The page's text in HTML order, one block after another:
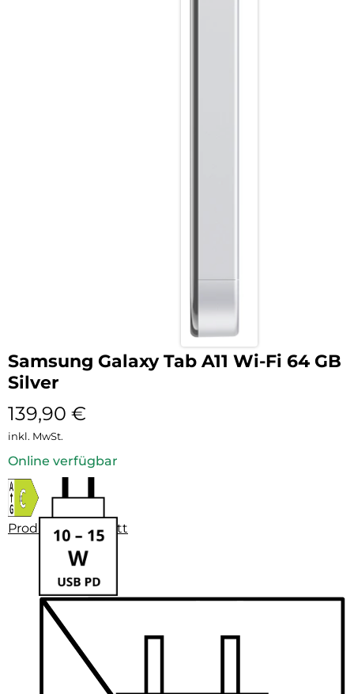
Samsung Galaxy Tab A11 Wi-Fi 64 GB
Silver
139,90 €
inkl. MwSt.
Online verfügbar
Produktdatenblatt